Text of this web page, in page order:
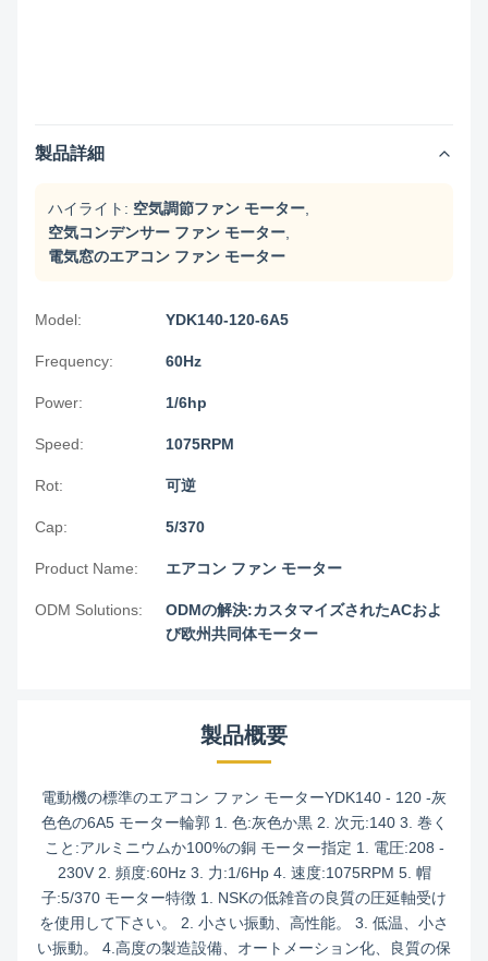
製品詳細
ハイライト: 空気調節ファン モーター
空気コンデンサー ファン モーター
電気窓のエアコン ファン モーター
Model: YDK140-120-6A5
Frequency: 60Hz
Power: 1/6hp
Speed: 1075RPM
Rot: 可逆
Cap: 5/370
Product Name: エアコン ファン モーター
ODM Solutions:
ODMの解決:カスタマイズされたACおよ
び欧州共同体モーター
製品概要
電動機の標準のエアコン ファン モーターYDK140 - 120 -灰
色色の6A5 モーター輪郭 1. 色:灰色か黒 2. 次元:140 3. 巻く
こと:アルミニウムか100%の銅 モーター指定 1. 電圧:208 -
230V 2. 頻度:60Hz 3. 力:1/6Hp 4. 速度:1075RPM 5. 帽
子:5/370 モーター特徴 1. NSKの低雑音の良質の圧延軸受け
を使用して下さい。 2. 小さい振動、高性能。 3. 低温、小さ
い振動。 4.高度の製造設備、オートメーション化、良質の保